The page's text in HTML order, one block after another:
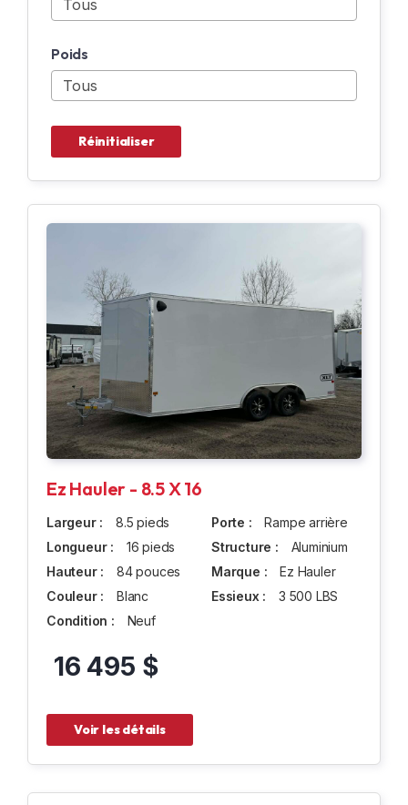
Poids
Réinitialiser
Ez Hauler - 8.5 X 16
Largeur :
8.5 pieds
Longueur :
16 pieds
Hauteur :
84 pouces
Couleur :
Blanc
Condition :
Neuf
Porte :
Rampe arrière
Structure :
Aluminium
Marque :
Ez Hauler
Essieux :
3 500 LBS
16 495 $
Voir les détails